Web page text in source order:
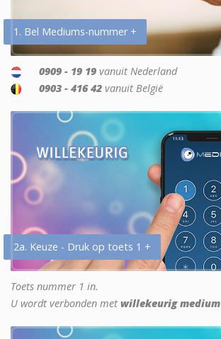
1. Bel Mediums-nummer +
0909 - 19 19 vanuit Nederland
0903 - 416 42 vanuit België
2a. Keuze - Druk op toets 1 +
Toets nummer 1 in.
U wordt verbonden met willekeurig medium